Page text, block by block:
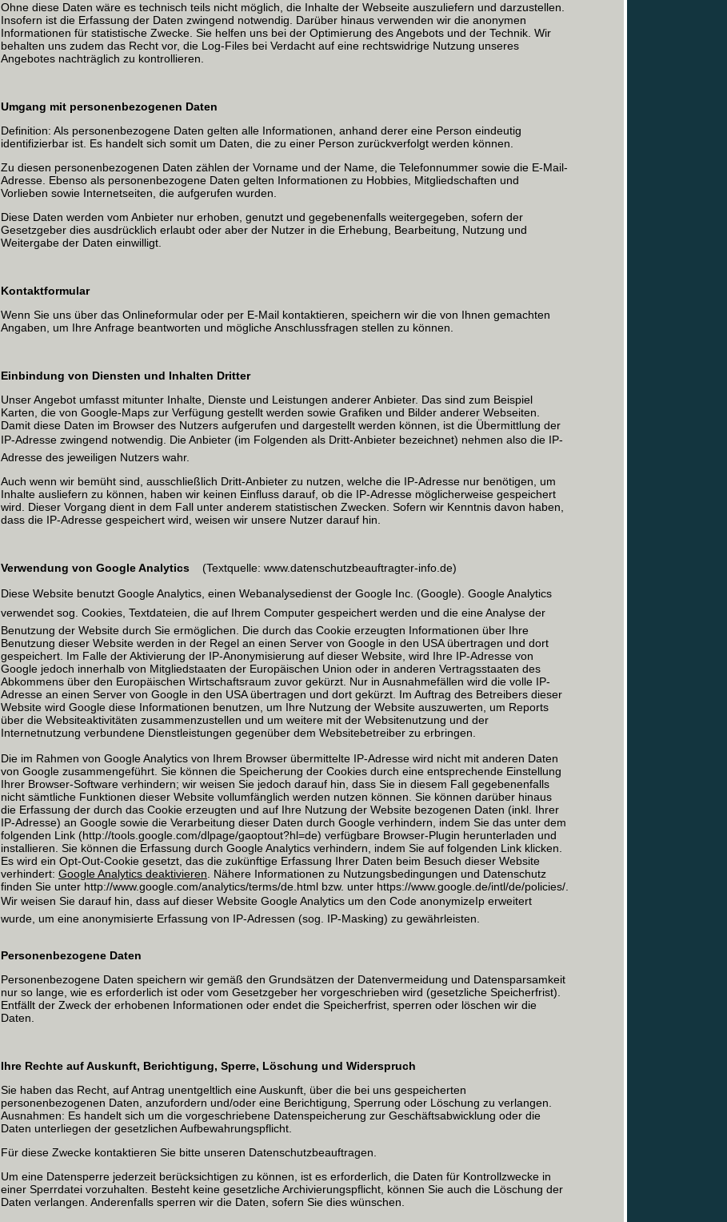
Ohne diese Daten wäre es technisch teils nicht möglich, die Inhalte der Webseite auszuliefern und darzustellen.
Insofern ist die Erfassung der Daten zwingend notwendig. Darüber hinaus verwenden wir die anonymen
Informationen für statistische Zwecke. Sie helfen uns bei der Optimierung des Angebots und der Technik. Wir
behalten uns zudem das Recht vor, die Log-Files bei Verdacht auf eine rechtswidrige Nutzung unseres
Angebotes nachträglich zu kontrollieren.
Umgang mit personenbezogenen Daten
Definition: Als personenbezogene Daten gelten alle Informationen, anhand derer eine Person eindeutig
identifizierbar ist. Es handelt sich somit um Daten, die zu einer Person zurückverfolgt werden können.
Zu diesen personenbezogenen Daten zählen der Vorname und der Name, die Telefonnummer sowie die E-Mail-
Adresse. Ebenso als personenbezogene Daten gelten Informationen zu Hobbies, Mitgliedschaften und
Vorlieben sowie Internetseiten, die aufgerufen wurden.
Diese Daten werden vom Anbieter nur erhoben, genutzt und gegebenenfalls weitergegeben, sofern der
Gesetzgeber dies ausdrücklich erlaubt oder aber der Nutzer in die Erhebung, Bearbeitung, Nutzung und
Weitergabe der Daten einwilligt.
Kontaktformular
Wenn Sie uns über das Onlineformular oder per E-Mail kontaktieren, speichern wir die von Ihnen gemachten
Angaben, um Ihre Anfrage beantworten und mögliche Anschlussfragen stellen zu können.
Einbindung von Diensten und Inhalten Dritter
Unser Angebot umfasst mitunter Inhalte, Dienste und Leistungen anderer Anbieter. Das sind zum Beispiel
Karten, die von Google-Maps zur Verfügung gestellt werden sowie Grafiken und Bilder anderer Webseiten.
Damit diese Daten im Browser des Nutzers aufgerufen und dargestellt werden können, ist die Übermittlung der
IP-Adresse zwingend notwendig. Die Anbieter (im Folgenden als Dritt-Anbieter bezeichnet) nehmen also die IP-
Adresse des jeweiligen Nutzers wahr.
Auch wenn wir bemüht sind, ausschließlich Dritt-Anbieter zu nutzen, welche die IP-Adresse nur benötigen, um
Inhalte ausliefern zu können, haben wir keinen Einfluss darauf, ob die IP-Adresse möglicherweise gespeichert
wird. Dieser Vorgang dient in dem Fall unter anderem statistischen Zwecken. Sofern wir Kenntnis davon haben,
dass die IP-Adresse gespeichert wird, weisen wir unsere Nutzer darauf hin.
Verwendung von Google Analytics
(Textquelle: www.datenschutzbeauftragter-info.de)
Diese Website benutzt Google Analytics, einen Webanalysedienst der Google Inc. (Google). Google Analytics
verwendet sog. Cookies, Textdateien, die auf Ihrem Computer gespeichert werden und die eine Analyse der
Benutzung der Website durch Sie ermöglichen. Die durch das Cookie erzeugten Informationen über Ihre
Benutzung dieser Website werden in der Regel an einen Server von Google in den USA übertragen und dort
gespeichert. Im Falle der Aktivierung der IP-Anonymisierung auf dieser Website, wird Ihre IP-Adresse von
Google jedoch innerhalb von Mitgliedstaaten der Europäischen Union oder in anderen Vertragsstaaten des
Abkommens über den Europäischen Wirtschaftsraum zuvor gekürzt. Nur in Ausnahmefällen wird die volle IP-
Adresse an einen Server von Google in den USA übertragen und dort gekürzt. Im Auftrag des Betreibers dieser
Website wird Google diese Informationen benutzen, um Ihre Nutzung der Website auszuwerten, um Reports
über die Websiteaktivitäten zusammenzustellen und um weitere mit der Websitenutzung und der
Internetnutzung verbundene Dienstleistungen gegenüber dem Websitebetreiber zu erbringen.
Die im Rahmen von Google Analytics von Ihrem Browser übermittelte IP-Adresse wird nicht mit anderen Daten
von Google zusammengeführt. Sie können die Speicherung der Cookies durch eine entsprechende Einstellung
Ihrer Browser-Software verhindern; wir weisen Sie jedoch darauf hin, dass Sie in diesem Fall gegebenenfalls
nicht sämtliche Funktionen dieser Website vollumfänglich werden nutzen können. Sie können darüber hinaus
die Erfassung der durch das Cookie erzeugten und auf Ihre Nutzung der Website bezogenen Daten (inkl. Ihrer
IP-Adresse) an Google sowie die Verarbeitung dieser Daten durch Google verhindern, indem Sie das unter dem
folgenden Link (http://tools.google.com/dlpage/gaoptout?hl=de) verfügbare Browser-Plugin herunterladen und
installieren. Sie können die Erfassung durch Google Analytics verhindern, indem Sie auf folgenden Link klicken.
Es wird ein Opt-Out-Cookie gesetzt, das die zukünftige Erfassung Ihrer Daten beim Besuch dieser Website
verhindert: Google Analytics deaktivieren . Nähere Informationen zu Nutzungsbedingungen und Datenschutz
finden Sie unter http://www.google.com/analytics/terms/de.html bzw. unter https://www.google.de/intl/de/policies/.
Wir weisen Sie darauf hin, dass auf dieser Website Google Analytics um den Code anonymizeIp erweitert
wurde, um eine anonymisierte Erfassung von IP-Adressen (sog. IP-Masking) zu gewährleisten.
Personenbezogene Daten
Personenbezogene Daten speichern wir gemäß den Grundsätzen der Datenvermeidung und Datensparsamkeit
nur so lange, wie es erforderlich ist oder vom Gesetzgeber her vorgeschrieben wird (gesetzliche Speicherfrist).
Entfällt der Zweck der erhobenen Informationen oder endet die Speicherfrist, sperren oder löschen wir die
Daten.
Ihre Rechte auf Auskunft, Berichtigung, Sperre, Löschung und Widerspruch
Sie haben das Recht, auf Antrag unentgeltlich eine Auskunft, über die bei uns gespeicherten
personenbezogenen Daten, anzufordern und/oder eine Berichtigung, Sperrung oder Löschung zu verlangen.
Ausnahmen: Es handelt sich um die vorgeschriebene Datenspeicherung zur Geschäftsabwicklung oder die
Daten unterliegen der gesetzlichen Aufbewahrungspflicht.
Für diese Zwecke kontaktieren Sie bitte unseren Datenschutzbeauftragen.
Um eine Datensperre jederzeit berücksichtigen zu können, ist es erforderlich, die Daten für Kontrollzwecke in
einer Sperrdatei vorzuhalten. Besteht keine gesetzliche Archivierungspflicht, können Sie auch die Löschung der
Daten verlangen. Anderenfalls sperren wir die Daten, sofern Sie dies wünschen.